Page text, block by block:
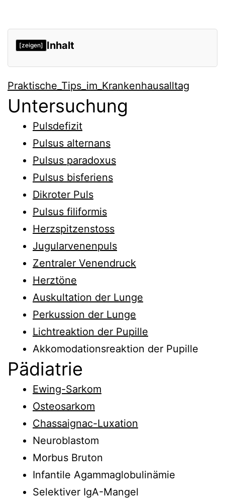
[zeigen] Inhalt
Untersuchung
Pädiatrie
Gyn
Infektionskrankheiten
Humangenetik
Urologie
Anästhesie
Chirurgie
Sonstiges
Praktische_Tips_im_Krankenhausalltag
Untersuchung
Pulsdefizit
Pulsus alternans
Pulsus paradoxus
Pulsus bisferiens
Dikroter Puls
Pulsus filiformis
Herzspitzenstoss
Jugularvenenpuls
Zentraler Venendruck
Herztöne
Auskultation der Lunge
Perkussion der Lunge
Lichtreaktion der Pupille
Akkomodationsreaktion der Pupille
Pädiatrie
Ewing-Sarkom
Osteosarkom
Chassaignac-Luxation
Neuroblastom
Morbus Bruton
Infantile Agammaglobulinämie
Selektiver IgA-Mangel